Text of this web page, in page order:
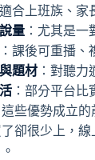
適合上班族、
量 ：尤其是
：課後可重播
題材 ：對聽力
：部分平台
些優勢成立
卻很少上，